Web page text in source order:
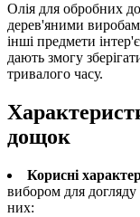
Олія для обробних
дерев'яними
інші предмети
дають змогу
тривалого часу.
дощок
Корисні
вибором для
них: